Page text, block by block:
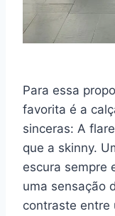
Para essa
favorita é a
sinceras: A
que a skinny.
escura sempre
uma sensação
contraste entre